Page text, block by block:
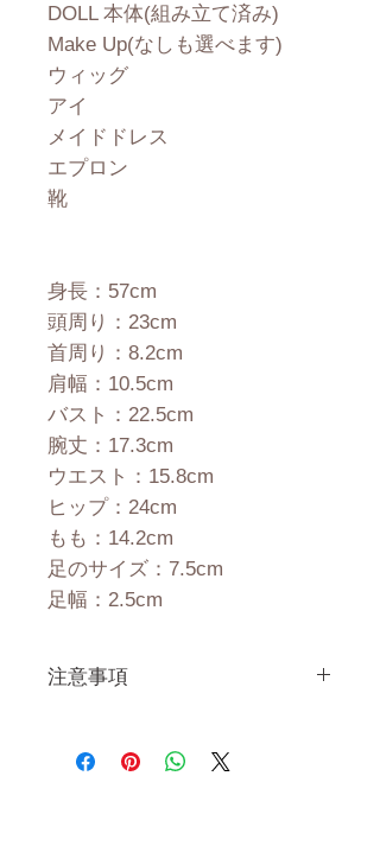
DOLL 本体(組み立て済み)
Make Up(なしも選べます)
ウィッグ
アイ
メイドドレス
エプロン
靴
身長：57cm
頭周り：23cm
首周り：8.2cm
肩幅：10.5cm
バスト：22.5cm
腕丈：17.3cm
ウエスト：15.8cm
ヒップ：24cm
もも：14.2cm
足のサイズ：7.5cm
足幅：2.5cm
注意事項
ている製品なので、商品により